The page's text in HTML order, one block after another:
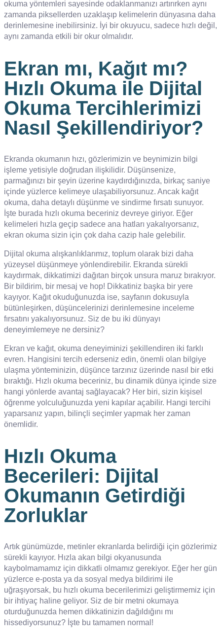
okuma yöntemleri sayesinde odaklanmanızı artırırken aynı
zamanda piksellerden uzaklaşıp kelimelerin dünyasına daha
derinlemesine inebilirsiniz. İyi bir okuyucu, sadece hızlı değil,
aynı zamanda etkili bir okur olmalıdır.
Ekran mı, Kağıt mı?
Hızlı Okuma ile Dijital
Okuma Tercihlerimizi
Nasıl Şekillendiriyor?
Ekranda okumanın hızı, gözlerimizin ve beynimizin bilgi
işleme yetisiyle doğrudan ilişkilidir. Düşünsenize,
parmağınızı bir şeyin üzerine kaydırdığınızda, birkaç saniye
içinde yüzlerce kelimeye ulaşabiliyorsunuz. Ancak kağıt
okuma, daha detaylı düşünme ve sindirme fırsatı sunuyor.
İşte burada hızlı okuma beceriniz devreye giriyor. Eğer
kelimeleri hızla geçip sadece ana hatları yakalıyorsanız,
ekran okuma sizin için çok daha cazip hale gelebilir.
Dijital okuma alışkanlıklarımız, toplum olarak bizi daha
yüzeysel düşünmeye yönlendirebilir. Ekranda sürekli
kaydırmak, dikkatimizi dağıtan birçok unsura maruz bırakıyor.
Bir bildirim, bir mesaj ve hop! Dikkatiniz başka bir yere
kayıyor. Kağıt okuduğunuzda ise, sayfanın dokusuyla
bütünleşirken, düşüncelerinizi derinlemesine inceleme
fırsatını yakalıyorsunuz. Siz de bu iki dünyayı
deneyimlemeye ne dersiniz?
Ekran ve kağıt, okuma deneyiminizi şekillendiren iki farklı
evren. Hangisini tercih ederseniz edin, önemli olan bilgiye
ulaşma yönteminizin, düşünce tarzınız üzerinde nasıl bir etki
bıraktığı. Hızlı okuma beceriniz, bu dinamik dünya içinde size
hangi yönlerde avantaj sağlayacak? Her biri, sizin kişisel
öğrenme yolculuğunuzda yeni kapılar açabilir. Hangi tercihi
yaparsanız yapın, bilinçli seçimler yapmak her zaman
önemlidir.
Hızlı Okuma
Becerileri: Dijital
Okumanın Getirdiği
Zorluklar
Artık günümüzde, metinler ekranlarda belirdiği için gözlerimiz
sürekli kayıyor. Hızla akan bilgi okyanusunda
kaybolmamamız için dikkatli olmamız gerekiyor. Eğer her gün
yüzlerce e-posta ya da sosyal medya bildirimi ile
uğraşıyorsak, bu hızlı okuma becerilerimizi geliştirmemiz için
bir ihtiyaç haline geliyor. Siz de bir metni okumaya
oturduğunuzda hemen dikkatinizin dağıldığını mı
hissediyorsunuz? İşte bu tamamen normal!